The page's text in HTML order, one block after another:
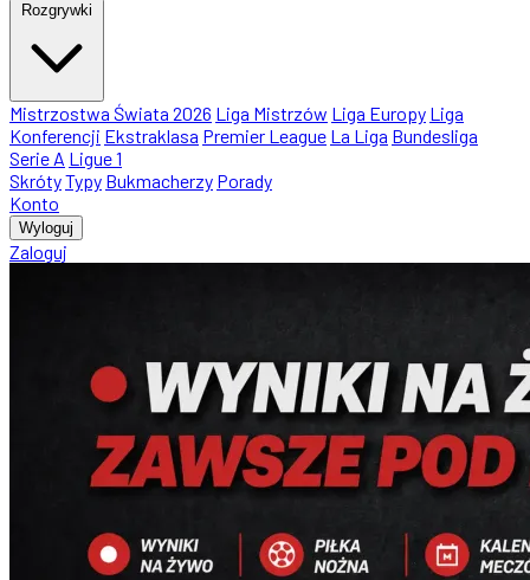
Rozgrywki
Mistrzostwa Świata 2026 Liga Mistrzów Liga Europy Liga
Konferencji Ekstraklasa Premier League La Liga Bundesliga
Serie A Ligue 1
SkrótyTypy Bukmacherzy Porady
Konto
Wyloguj
Zaloguj